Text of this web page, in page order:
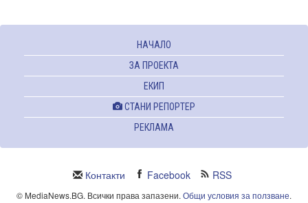
НАЧАЛО
ЗА ПРОЕКТА
ЕКИП
СТАНИ РЕПОРТЕР
РЕКЛАМА
Контакти Facebook RSS
© MediaNews.BG. Всички права запазени. Общи условия за ползване.